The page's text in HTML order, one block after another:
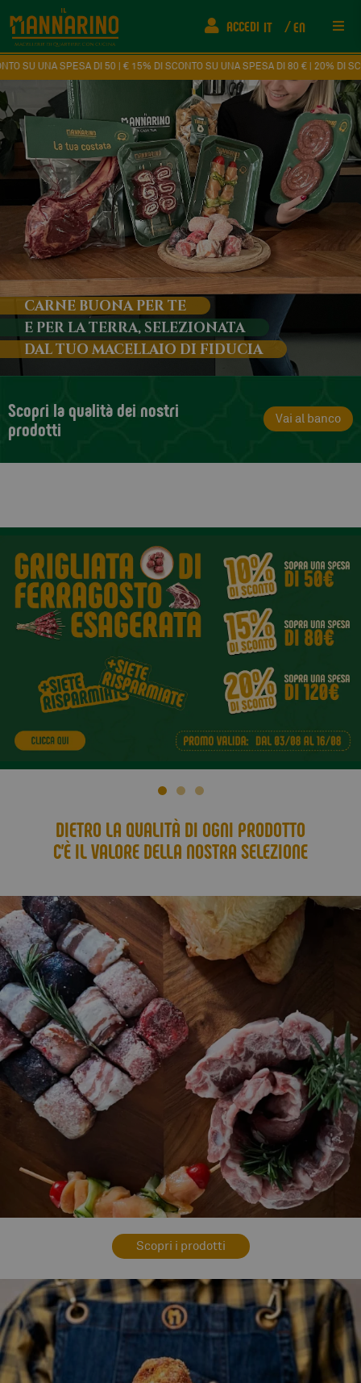
Info
FAQ
ACCEDI IT EN
50 | € 15% DI SCONTO SU UNA SPESA DI 80 € | 20% DI SCONTO SU UNA
CARNE BUONA PER TE
E PER LA TERRA, SELEZIONATA
DAL TUO MACELLAIO DI FIDUCIA
Scopri la qualità dei nostri
prodotti
Vai al banco
DIETRO LA QUALITÀ DI OGNI PRODOTTO
C’È IL VALORE DELLA NOSTRA SELEZIONE
Scopri i prodotti